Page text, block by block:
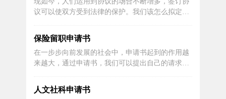
尊敬的领导：您好！非常感谢您能在百忙之中惠览
此信，谢谢您给予一名...
议可以使双方受到法律的保护。我们该怎么拟定协
仅供参考，欢迎大家阅读。保供申请书 篇1甲方：
乙方：经甲乙双方平等友好协商，就乙方委托甲方
代发工资业务达成如下协议，双方承诺予以遵守履
行：第一条乙方...
保险留职申请书
在一步步向前发展的社会中，申请书起到的作用越
来越大，通过申请书，我们可以提出自己的请求。
留职申请书，欢迎阅读，希望大家能够喜欢。保险
留职申请书 篇1尊敬的院领导、主管部门领导：本
人文社科申请书